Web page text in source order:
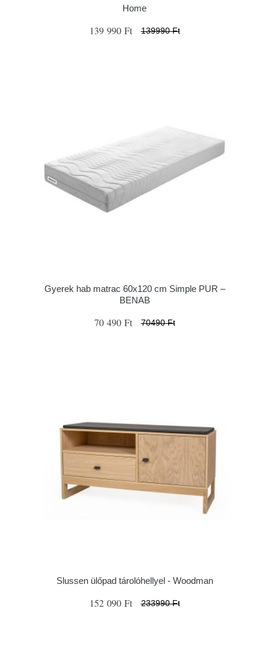
Home
139 990 Ft 139990 Ft
Gyerek hab matrac 60x120 cm Simple PUR –
BENAB
70 490 Ft 70490 Ft
Slussen ülőpad tárolóhellyel - Woodman
152 090 Ft 233990 Ft